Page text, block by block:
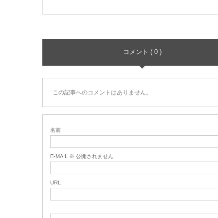
コメント ( 0 )
この記事へのコメントはありません。
名前
E-MAIL ※ 公開されません
URL